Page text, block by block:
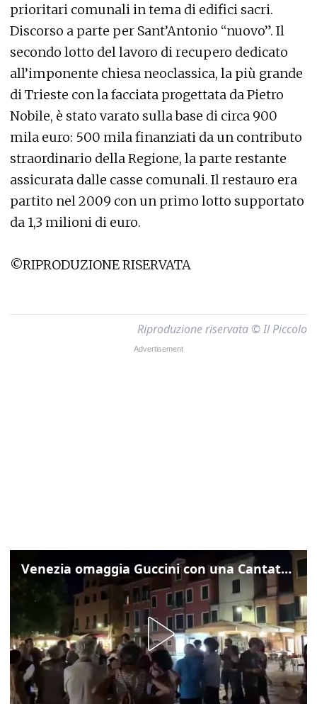
prioritari comunali in tema di edifici sacri.
Discorso a parte per Sant’Antonio “nuovo”. Il
secondo lotto del lavoro di recupero dedicato
all’imponente chiesa neoclassica, la più grande
di Trieste con la facciata progettata da Pietro
Nobile, è stato varato sulla base di circa 900
mila euro: 500 mila finanziati da un contributo
straordinario della Regione, la parte restante
assicurata dalle casse comunali. Il restauro era
partito nel 2009 con un primo lotto supportato
da 1,3 milioni di euro.
©RIPRODUZIONE RISERVATA
Riproduzione riservata © Il Piccolo
Venezia omaggia Guccini con una Cantata Anarchica in campo Santa Margherita